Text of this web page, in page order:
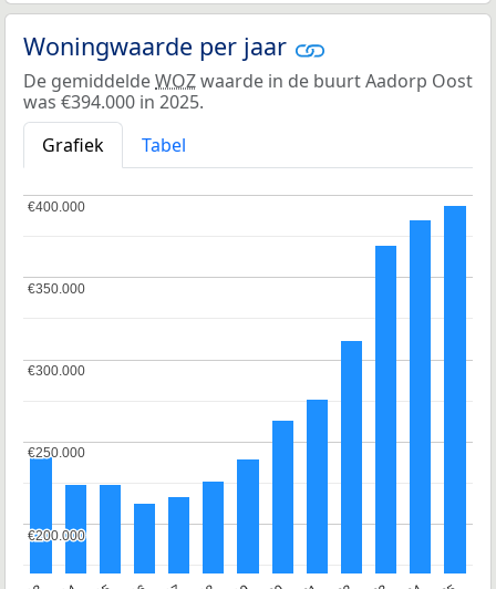
Woningwaarde per jaar
De gemiddeldeWOZwaarde in de buurt Aadorp Oost
was €394.000 in 2025.
Grafiek
Tabel
€200.000
€200.000
€250.000
€250.000
€300.000
€300.000
€350.000
€350.000
€400.000
€400.000